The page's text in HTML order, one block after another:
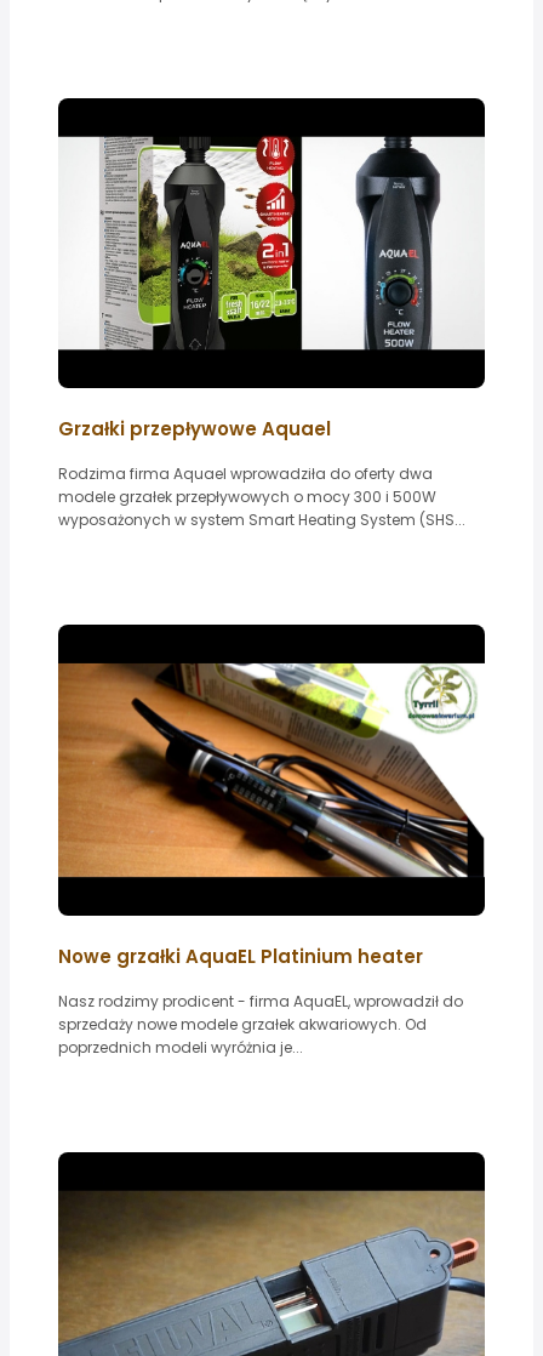
Grzałki przepływowe Aquael
Rodzima firma Aquael wprowadziła do oferty dwa
modele grzałek przepływowych o mocy 300 i 500W
wyposażonych w system Smart Heating System (SHS...
Nowe grzałki AquaEL Platinium heater
Nasz rodzimy prodicent - firma AquaEL, wprowadził do
sprzedaży nowe modele grzałek akwariowych. Od
poprzednich modeli wyróżnia je...